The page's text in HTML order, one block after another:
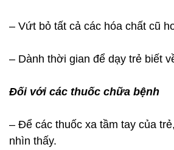
– Vứt bỏ tất cả các hóa chất cũ
– Dành thời gian để dạy trẻ biết
Đối với các thuốc chữa bệnh
– Để các thuốc xa tầm tay của
nhìn thấy.